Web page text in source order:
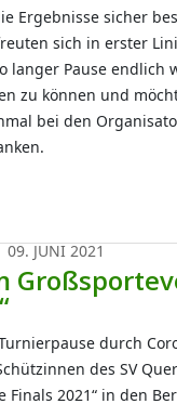
Ergebnisse sicher
sich in erster
langer Pause endlich
zu können und
bei den
09. JUNI 2021
durch
des SV
Finals 2021“ in den